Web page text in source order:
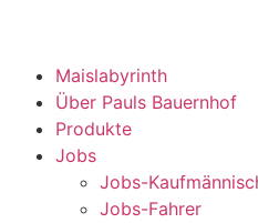
Maislabyrinth
Über Pauls Bauernhof
Produkte
Jobs
Jobs-
Jobs-Fahrer